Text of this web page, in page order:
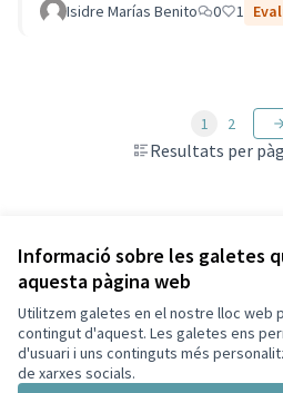
Informació sobre les galetes
aquesta pàgina web
Utilitzem galetes en el nostre lloc web
contingut d'aquest. Les galetes ens
d'usuari i uns continguts més
de xarxes socials.
Isidre Marías Benito 0 1
Resultats per
1 2
Veure totes les propostes retirades
Termes i condicions d'ús
Configuració de les galetes
Decidim Sant Cugat a X
Decidim Sant Cugat a Facebook
Decidim Sant Cugat a
Decidim Sant Cugat a